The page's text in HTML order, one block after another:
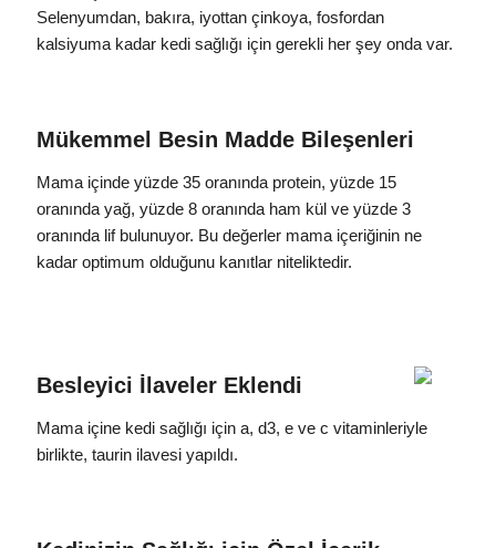
Selenyumdan, bakıra, iyottan çinkoya, fosfordan
kalsiyuma kadar kedi sağlığı için gerekli her şey onda var.
Mükemmel Besin Madde Bileşenleri
Mama içinde yüzde 35 oranında protein, yüzde 15
oranında yağ, yüzde 8 oranında ham kül ve yüzde 3
oranında lif bulunuyor. Bu değerler mama içeriğinin ne
kadar optimum olduğunu kanıtlar niteliktedir.
Besleyici İlaveler Eklendi
Mama içine kedi sağlığı için a, d3, e ve c vitaminleriyle
birlikte, taurin ilavesi yapıldı.